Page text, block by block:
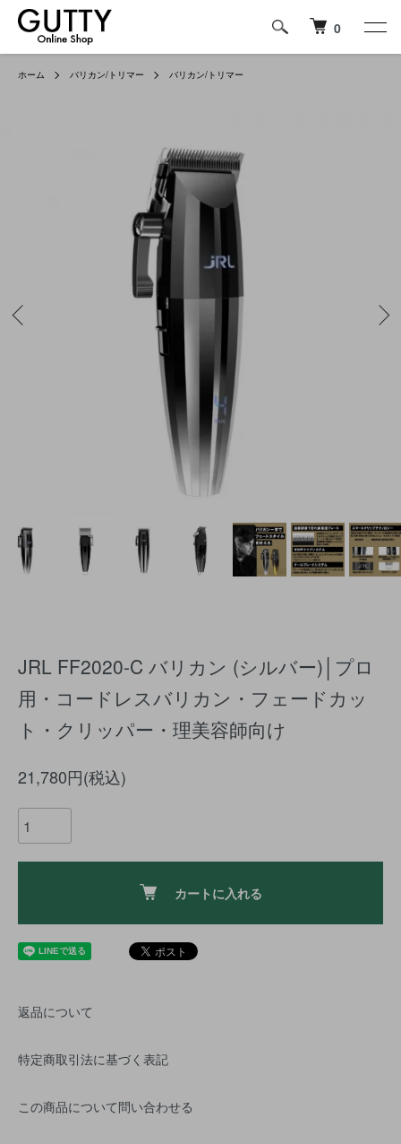
0
ホーム バリカン/トリマー バリカン/トリマー
JRL FF2020-C バリカン (シルバー)│プロ
用・コードレスバリカン・フェードカッ
ト・クリッパー・理美容師向け
21,780円(税込)
カートに入れる
返品について
特定商取引法に基づく表記
この商品について問い合わせる